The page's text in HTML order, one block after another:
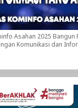
Asahan 2025 Bangun
Komunikasi dan